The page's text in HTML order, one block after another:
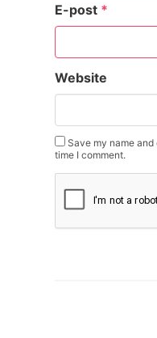
E-post *
Website
Save my name
time I comment.